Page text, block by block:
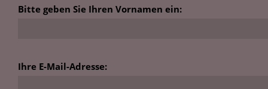
Bitte geben Sie Ihren Vornamen ein:
Ihre E-Mail-Adresse: